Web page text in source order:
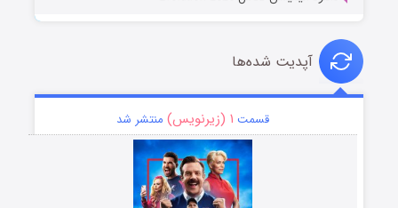
آپدیت شده‌ها
قسمت ۱ (زیرنویس) منتشر شد